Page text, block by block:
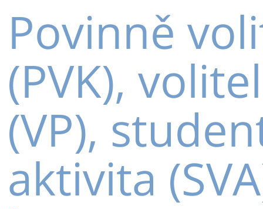
Povinně
(PVK),
(VP),
aktivita